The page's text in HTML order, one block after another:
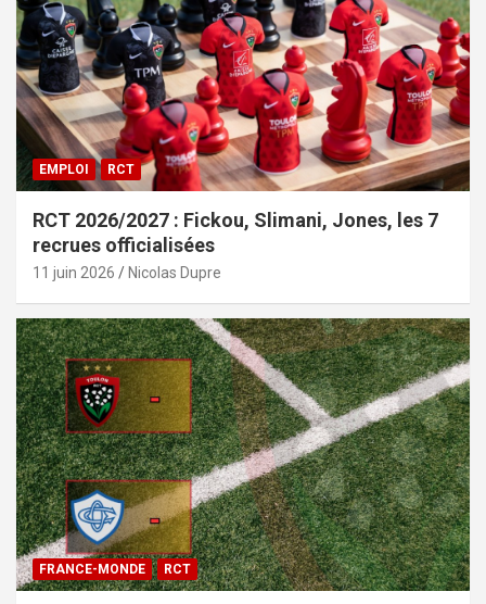
EMPLOI RCT
RCT 2026/2027 : Fickou, Slimani, Jones, les 7
recrues officialisées
11 juin 2026 Nicolas Dupre
FRANCE-MONDE RCT